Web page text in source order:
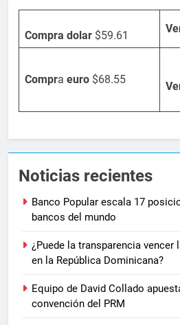
Compra dolar $59.61
Compra euro $68.55
Noticias recientes
Banco Popular escala 17
bancos del mundo
¿Puede la transparencia
en la República Dominicana?
Equipo de David Collado
convención del PRM